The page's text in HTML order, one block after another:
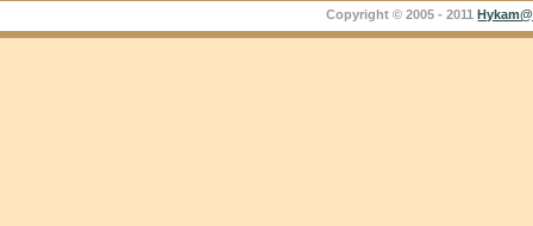
Copyright © 2005 - 2011